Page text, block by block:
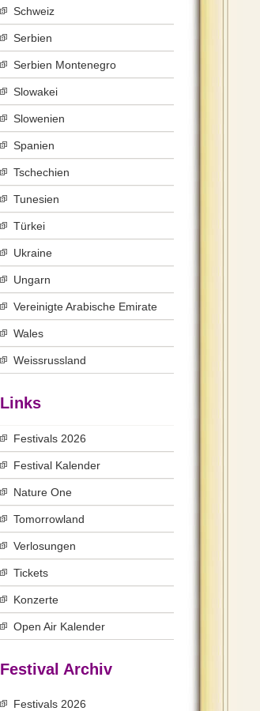
Schweiz
Serbien
Serbien Montenegro
Slowakei
Slowenien
Spanien
Tschechien
Tunesien
Türkei
Ukraine
Ungarn
Vereinigte Arabische Emirate
Wales
Weissrussland
Links
Festivals 2026
Festival Kalender
Nature One
Tomorrowland
Verlosungen
Tickets
Konzerte
Open Air Kalender
Festival Archiv
Festivals 2026